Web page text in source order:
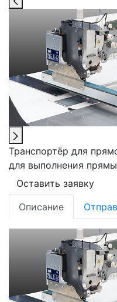
Транспортёр для
для выполнения
Оставить заявку
Описание